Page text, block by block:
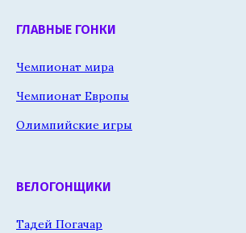
ГЛАВНЫЕ ГОНКИ
Чемпионат мира
Чемпионат Европы
Олимпийские игры
ВЕЛОГОНЩИКИ
Тадей Погачар